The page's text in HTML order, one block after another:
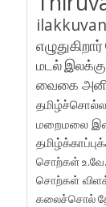
எழுதுகிறார்
மடல்
வைகை
மறைமலை
சொற்கள்
சொற்கள்
கலைச்சொல்